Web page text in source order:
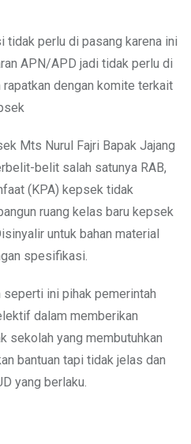
tidak perlu di pasang karena ini
APN/APD jadi tidak perlu di
dengan komite terkait
Mts Nurul Fajri Bapak Jajang
belit salah satunya RAB,
(KPA) kepsek tidak
ruang kelas baru kepsek
untuk bahan material
spesifikasi.
seperti ini pihak pemerintah
dalam memberikan
sekolah yang membutuhkan
bantuan tapi tidak jelas dan
yang berlaku.